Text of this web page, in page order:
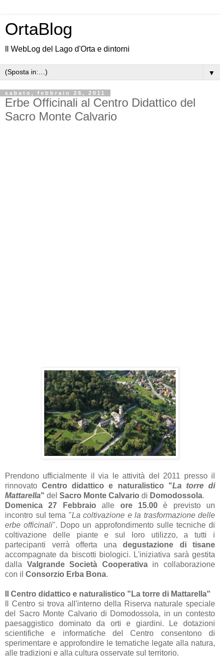
OrtaBlog
Il WebLog del Lago d'Orta e dintorni
▼
sabato, febbraio 26, 2011
Erbe Officinali al Centro Didattico del
Sacro Monte Calvario
Prendono ufficialmente il via le attività del 2011 presso il
rinnovatoCentro didattico e naturalistico "La torre di
Mattarella" del Sacro Monte Calvario di Domodossola.
Domenica 27 Febbraio alle ore 15.00è previsto un
incontro sul tema "La coltivazione e la trasformazione delle
erbe officinali". Dopo un approfondimento sulle tecniche di
coltivazione delle piante e sul loro utilizzo, a tutti i
partecipanti verrà offerta una degustazione di tisane
accompagnate da biscotti biologici. L'iniziativa sarà gestita
dalla Valgrande Società Cooperativain collaborazione
con il Consorzio Erba Bona.
Il Centro didattico e naturalistico "La torre di Mattarella"
Il Centro si trova all'interno della Riserva naturale speciale
del Sacro Monte Calvario di Domodossola, in un contesto
paesaggistico dominato da orti e giardini. Le dotazioni
scientifiche e informatiche del Centro consentono di
sperimentare e approfondire le tematiche legate alla natura,
alle tradizioni e alla cultura osservate sul territorio.